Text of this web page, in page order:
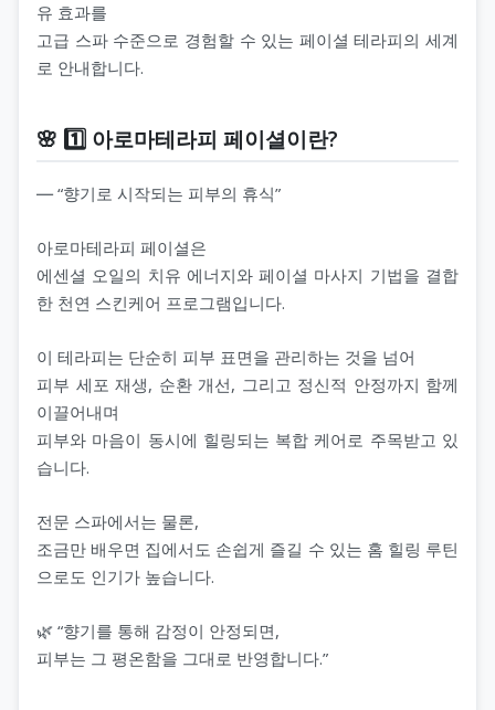
유 효과를
고급 스파 수준으로 경험할 수 있는 페이셜 테라피의 세계
로 안내합니다.
🌸 1️⃣ 아로마테라피 페이셜이란?
― “향기로 시작되는 피부의 휴식”
아로마테라피 페이셜은
에센셜 오일의 치유 에너지와 페이셜 마사지 기법을 결합
한 천연 스킨케어 프로그램입니다.
이 테라피는 단순히 피부 표면을 관리하는 것을 넘어
피부 세포 재생, 순환 개선, 그리고 정신적 안정까지 함께
이끌어내며
피부와 마음이 동시에 힐링되는 복합 케어로 주목받고 있
습니다.
전문 스파에서는 물론,
조금만 배우면 집에서도 손쉽게 즐길 수 있는 홈 힐링 루틴
으로도 인기가 높습니다.
🌿 “향기를 통해 감정이 안정되면,
피부는 그 평온함을 그대로 반영합니다.”